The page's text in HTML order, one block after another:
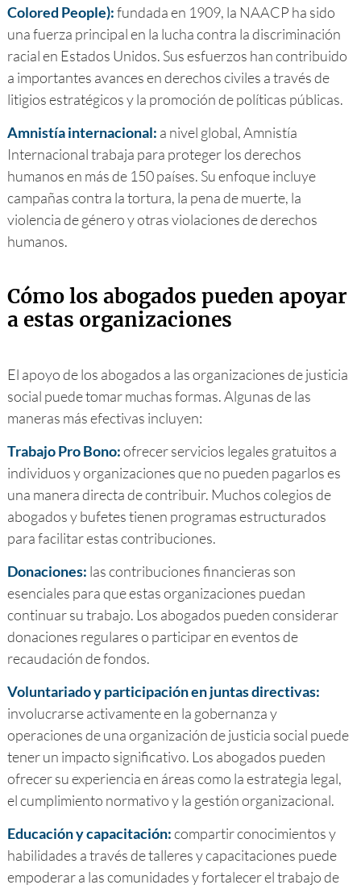
Colored People):fundada en 1909, la NAACP ha sido
una fuerza principal en la lucha contra la discriminación
racial en Estados Unidos. Sus esfuerzos han contribuido
a importantes avances en derechos civiles a través de
litigios estratégicos y la promoción de políticas públicas.
Amnistía internacional: a nivel global, Amnistía
Internacional trabaja para proteger los derechos
humanos en más de 150 países. Su enfoque incluye
campañas contra la tortura, la pena de muerte, la
violencia de género y otras violaciones de derechos
humanos.
Cómo los abogados pueden apoyar
a estas organizaciones
El apoyo de los abogados a las organizaciones de justicia
social puede tomar muchas formas. Algunas de las
maneras más efectivas incluyen:
Trabajo Pro Bono:ofrecer servicios legales gratuitos a
individuos y organizaciones que no pueden pagarlos es
una manera directa de contribuir. Muchos colegios de
abogados y bufetes tienen programas estructurados
para facilitar estas contribuciones.
Donaciones: las contribuciones financieras son
esenciales para que estas organizaciones puedan
continuar su trabajo. Los abogados pueden considerar
donaciones regulares o participar en eventos de
recaudación de fondos.
Voluntariado y participación en juntas directivas:
involucrarse activamente en la gobernanza y
operaciones de una organización de justicia social puede
tener un impacto significativo. Los abogados pueden
ofrecer su experiencia en áreas como la estrategia legal,
el cumplimiento normativo y la gestión organizacional.
Educación y capacitación:compartir conocimientos y
habilidades a través de talleres y capacitaciones puede
empoderar a las comunidades y fortalecer el trabajo de